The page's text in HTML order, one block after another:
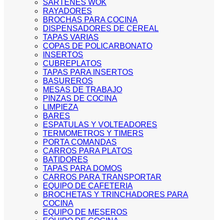
SARTENES WOK
RAYADORES
BROCHAS PARA COCINA
DISPENSADORES DE CEREAL
TAPAS VARIAS
COPAS DE POLICARBONATO
INSERTOS
CUBREPLATOS
TAPAS PARA INSERTOS
BASUREROS
MESAS DE TRABAJO
PINZAS DE COCINA
LIMPIEZA
BARES
ESPATULAS Y VOLTEADORES
TERMOMETROS Y TIMERS
PORTA COMANDAS
CARROS PARA PLATOS
BATIDORES
TAPAS PARA DOMOS
CARROS PARA TRANSPORTAR
EQUIPO DE CAFETERIA
BROCHETAS Y TRINCHADORES PARA
COCINA
EQUIPO DE MESEROS